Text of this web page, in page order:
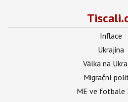
Inflace
Ukrajina
Válka na
Migrační
ME ve fotbale